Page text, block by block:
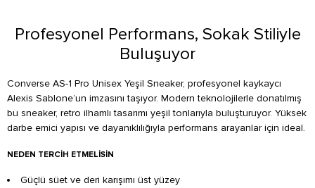
Profesyonel Performans, Sokak Stiliyle
Buluşuyor
Converse AS-1 Pro Unisex Yeşil Sneaker, profesyonel kaykaycı
Alexis Sablone’un imzasını taşıyor. Modern teknolojilerle donatılmış
bu sneaker, retro ilhamlı tasarımı yeşil tonlarıyla buluşturuyor. Yüksek
darbe emici yapısı ve dayanıklılığıyla performans arayanlar için ideal.
NEDEN TERCIH ETMELISIN
Güçlü süet ve deri karışımı üst yüzey